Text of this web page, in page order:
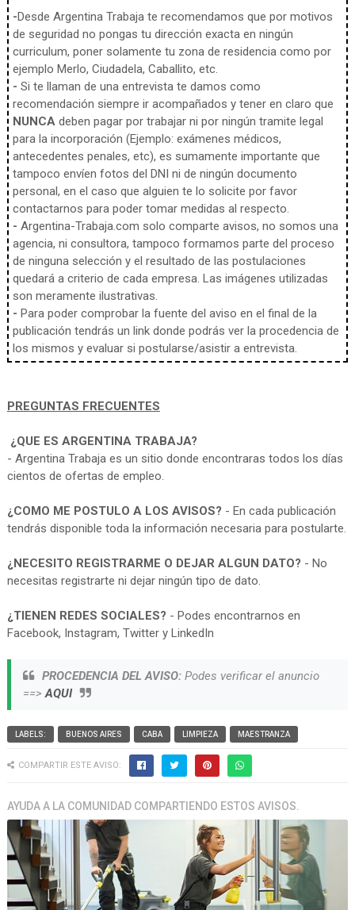
-Desde Argentina Trabaja te recomendamos que por motivos
de seguridad no pongas tu dirección exacta en ningún
curriculum, poner solamente tu zona de residencia como por
ejemplo Merlo, Ciudadela, Caballito, etc.
- Si te llaman de una entrevista te damos como
recomendación siempre ir acompañados y tener en claro que
NUNCAdeben pagar por trabajar ni por ningún tramite legal
para la incorporación (Ejemplo: exámenes médicos,
antecedentes penales, etc), es sumamente importante que
tampoco envíen fotos del DNI ni de ningún documento
personal, en el caso que alguien te lo solicite por favor
contactarnos para poder tomar medidas al respecto.
- Argentina-Trabaja.com solo comparte avisos, no somos una
agencia, ni consultora, tampoco formamos parte del proceso
de ninguna selección y el resultado de las postulaciones
quedará a criterio de cada empresa. Las imágenes utilizadas
son meramente ilustrativas.
- Para poder comprobar la fuente del aviso en el final de la
publicación tendrás un link donde podrás ver la procedencia de
los mismos y evaluar si postularse/asistir a entrevista.
PREGUNTAS FRECUENTES
¿QUE ES ARGENTINA TRABAJA?
- Argentina Trabaja es un sitio donde encontraras todos los días
cientos de ofertas de empleo.
¿COMO ME POSTULO A LOS AVISOS? - En cada publicación
tendrás disponible toda la información necesaria para postularte.
¿NECESITO REGISTRARME O DEJAR ALGUN DATO? - No
necesitas registrarte ni dejar ningún tipo de dato.
¿TIENEN REDES SOCIALES? - Podes encontrarnos en
Facebook, Instagram, Twitter y LinkedIn
PROCEDENCIA DEL AVISO:Podes verificar el anuncio
==>AQUI
LABELS: BUENOS AIRES CABA LIMPIEZA MAESTRANZA
COMPARTIR ESTE AVISO:
AYUDA A LA COMUNIDAD COMPARTIENDO ESTOS AVISOS.